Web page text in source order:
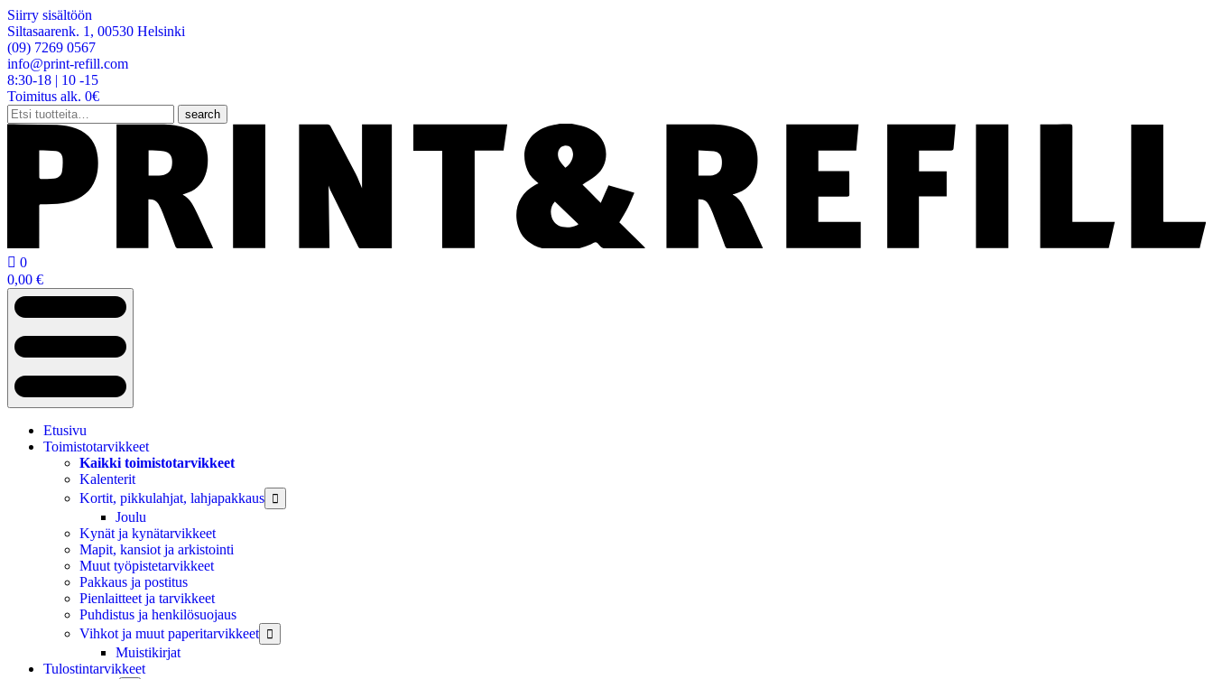
Siirry sisältöön
Siltasaarenk. 1, 00530 Helsinki
(09) 7269 0567
info@print-refill.com
8:30-18 | 10 -15
Toimitus alk. 0€
Etsi:
search
 0
0,00 €
Etusivu
Toimistotarvikkeet
Kaikki toimistotarvikkeet
Kalenterit
Kortit, pikkulahjat, lahjapakkaus

Joulu
Kynät ja kynätarvikkeet
Mapit, kansiot ja arkistointi
Muut työpistetarvikkeet
Pakkaus ja postitus
Pienlaitteet ja tarvikkeet
Puhdistus ja henkilösuojaus
Vihkot ja muut paperitarvikkeet

Muistikirjat
Tulostintarvikkeet